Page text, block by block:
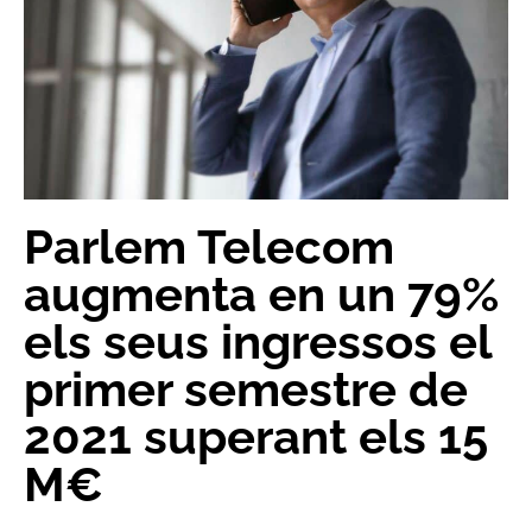
Parlem Telecom
augmenta en un 79%
els seus ingressos el
primer semestre de
2021 superant els 15
M€